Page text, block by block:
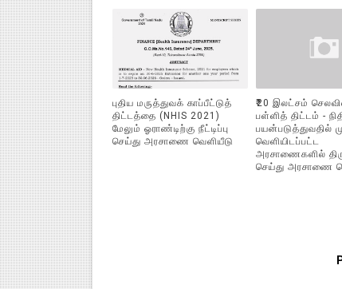
புதிய மருத்துவக் காப்பீட்டுத்
திட்டத்தை (NHIS 2021)
மேலும் ஓராண்டிற்கு நீட்டிப்பு
செய்து அரசாணை வெளியீடு
₹20 இலட்சம்
பள்ளித் திட்டம் -
பயன்படுத்துவதில்
வெளியிடப்பட்ட
அரசாணைகளில்
செய்து அரசாணை